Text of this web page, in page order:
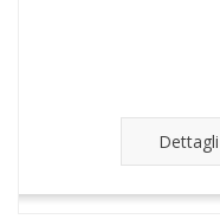
Dettagli